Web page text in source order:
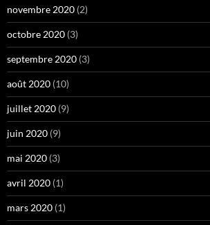
novembre 2020 (2)
octobre 2020 (3)
septembre 2020 (3)
août 2020 (10)
juillet 2020 (9)
juin 2020 (9)
mai 2020 (3)
avril 2020 (1)
mars 2020 (1)